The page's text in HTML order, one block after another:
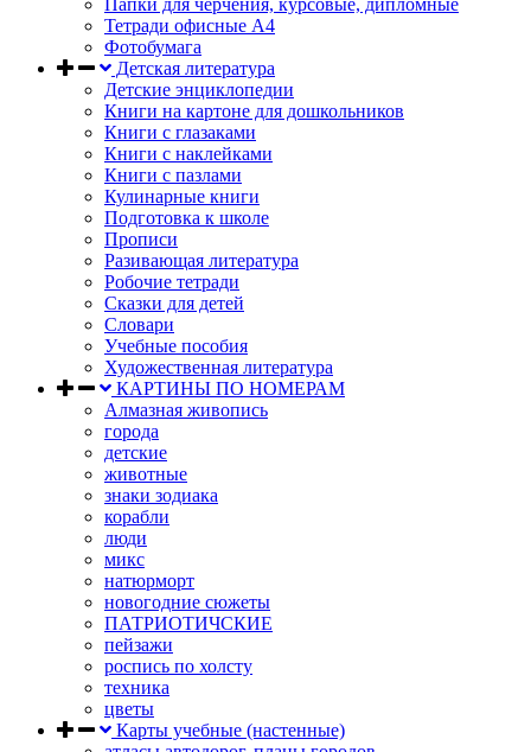
Папки для черчения, курсовые, дипломные
Тетради офисные А4
Фотобумага
Детская литература
Детские энциклопедии
Книги на картоне для дошкольников
Книги с глазаками
Книги с наклейками
Книги с пазлами
Кулинарные книги
Подготовка к школе
Прописи
Разивающая литература
Робочие тетради
Сказки для детей
Словари
Учебные пособия
Художественная литература
КАРТИНЫ ПО НОМЕРАМ
Алмазная живопись
города
детские
животные
знаки зодиака
корабли
люди
микс
натюрморт
новогодние сюжеты
ПАТРИОТИЧСКИЕ
пейзажи
роспись по холсту
техника
цветы
Карты учебные (настенные)